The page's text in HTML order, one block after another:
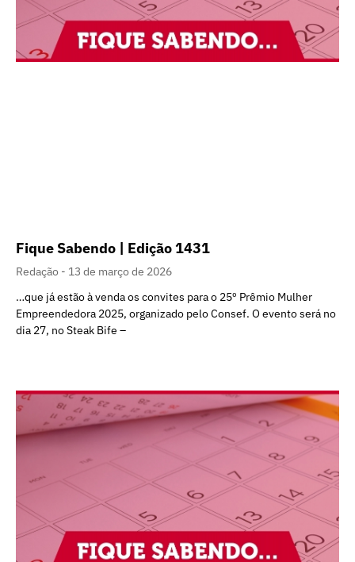
Fique Sabendo | Edição 1431
Redação
13 de março de 2026
…que já estão à venda os convites para o 25º Prêmio Mulher
Empreendedora 2025, organizado pelo Consef. O evento será no
dia 27, no Steak Bife –